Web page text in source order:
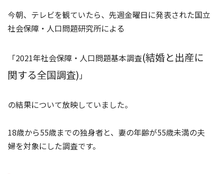
今朝、テレビを観ていたら、先週金曜日に発表された国立
社会保障・人口問題研究所による
「2021年社会保障・人口問題基本調査(結婚と出産に
関する全国調査)」
の結果について放映していました。
18歳から55歳までの独身者と、妻の年齢が55歳未満の夫
婦を対象にした調査です。